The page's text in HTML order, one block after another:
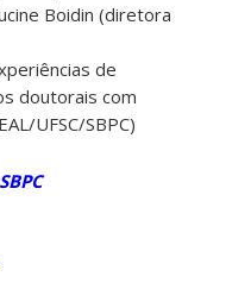
Boidin (diretora
de
doutorais com
UFSC/SBPC)